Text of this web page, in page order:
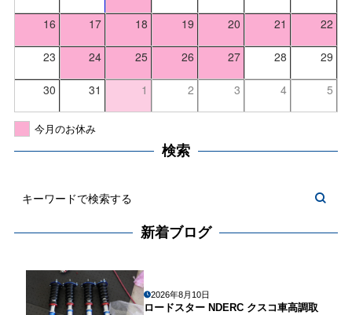
16 17 18 19 20 21 22
23 24 25 26 27 28 29
30 31 1 2 3 4 5
今月のお休み
検索
新着ブログ
2026年8月10日
ロードスター NDERC クスコ車高調取